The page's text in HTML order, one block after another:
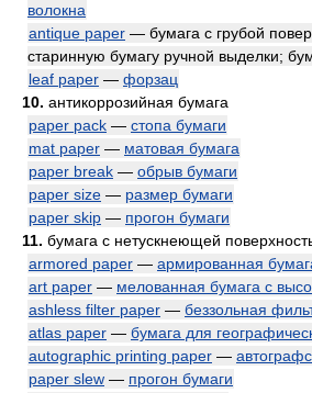
волокна
antique paper — бумага с грубой
старинную бумагу ручной выделки;
leaf paper — форзац
10. антикоррозийная бумага
paper pack — стопа бумаги
mat paper — матовая бумага
paper break — обрыв бумаги
paper size — размер бумаги
paper skip — прогон бумаги
11. бумага с нетускнеющей
armored paper — армированная
art paper — мелованная бумага с
ashless filter paper — беззольная
atlas paper — бумага для
autographic printing paper —
paper slew — прогон бумаги